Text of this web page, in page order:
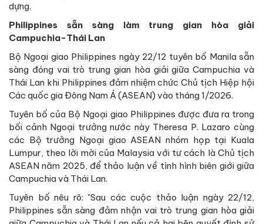
dựng.
Philippines sẵn sàng làm trung gian hòa giải
Campuchia-Thái Lan
Bộ Ngoại giao Philippines ngày 22/12 tuyên bố Manila sẵn
sàng đóng vai trò trung gian hòa giải giữa Campuchia và
Thái Lan khi Philippines đảm nhiệm chức Chủ tịch Hiệp hội
Các quốc gia Đông Nam Á (ASEAN) vào tháng 1/2026.
Tuyên bố của Bộ Ngoại giao Philippines được đưa ra trong
bối cảnh Ngoại trưởng nước này Theresa P. Lazaro cùng
các Bộ trưởng Ngoại giao ASEAN nhóm họp tại Kuala
Lumpur, theo lời mời của Malaysia với tư cách là Chủ tịch
ASEAN năm 2025, để thảo luận về tình hình biên giới giữa
Campuchia và Thái Lan.
Tuyên bố nêu rõ: "Sau các cuộc thảo luận ngày 22/12,
Philippines sẵn sàng đảm nhận vai trò trung gian hòa giải